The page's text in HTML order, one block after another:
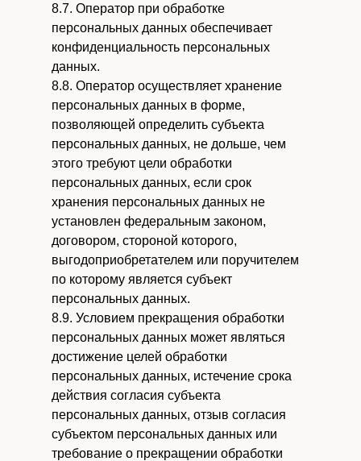
8.7. Оператор при обработке
персональных данных обеспечивает
конфиденциальность персональных
данных.
8.8. Оператор осуществляет хранение
персональных данных в форме,
позволяющей определить субъекта
персональных данных, не дольше, чем
этого требуют цели обработки
персональных данных, если срок
хранения персональных данных не
установлен федеральным законом,
договором, стороной которого,
выгодоприобретателем или поручителем
по которому является субъект
персональных данных.
8.9. Условием прекращения обработки
персональных данных может являться
достижение целей обработки
персональных данных, истечение срока
действия согласия субъекта
персональных данных, отзыв согласия
субъектом персональных данных или
требование о прекращении обработки